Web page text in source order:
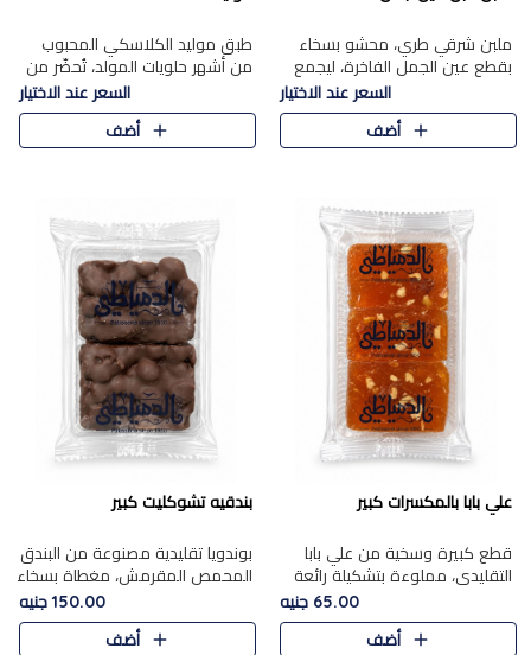
ملبن شرقي طري، محشو بسخاء
بقطع عين الجمل الفاخرة، ليجمع
بين القوام الناعم وقرمشة الجوز
في مذاق شرقي أصيل.
السعر عند الاختيار
أضف
طبق موليد الكلاسكي المحبوب
من أشهر حلويات المولد، تُحضّر من
فول سوداني محمص بعناية
ومغلف بطبقة رقيقة من السكر
المكرمل، لتمنحك قرمشة أصيلة
السعر عند الاختيار
أضف
علي بابا بالمكسرات كبير
قطع كبيرة وسخية من علي بابا
التقليدي، مملوءة بتشكيلة رائعة
من المكسرات المحمصة المحمرة.
65.00 جنيه
أضف
بندقيه تشوكليت كبير
بوندويا تقليدية مصنوعة من البندق
المحمص المقرمش، مغطاة بسخاء
بشوكولاتة فاخرة غنية لتحقيق
التوازن المثالي بين قوام القرمشة
ونكهة الشوكولاتة ا..
150.00 جنيه
أضف